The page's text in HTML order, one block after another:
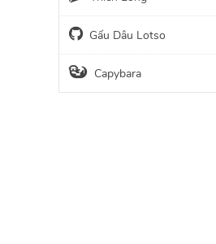
Gấu Dâu Lotso
Capybara